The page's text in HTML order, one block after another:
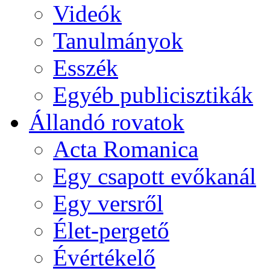
Videók
Tanulmányok
Esszék
Egyéb publicisztikák
Állandó rovatok
Acta Romanica
Egy csapott evőkanál
Egy versről
Élet-pergető
Évértékelő